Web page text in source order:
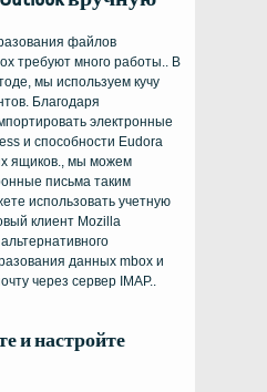
файлов
требуют много работы.. В
мы используем кучу
Благодаря
электронные
и способности Eudora
ящиков., мы можем
письма таким
использовать учетную
клиент Mozilla
данных mbox и
через сервер IMAP..
и настройте